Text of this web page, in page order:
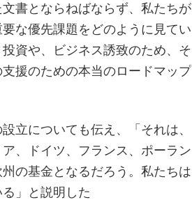
書とならねばならず、私たちが
な優先課題をどのように見てい
資や、ビジネス誘致のため、そ
援のための本当のロードマップ
立についても伝え、「それは、
、ドイツ、フランス、ポーラン
の基金となるだろう。私たちは
」と説明した